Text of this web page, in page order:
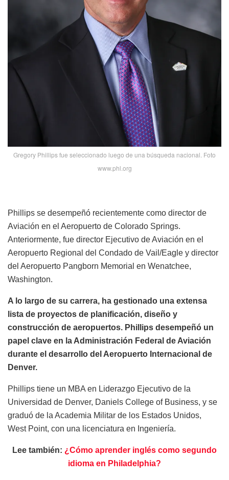
Gregory Phillips fue seleccionado luego de una búsqueda nacional. Foto
www.phl.org
Phillips se desempeñó recientemente como director de
Aviación en el Aeropuerto de Colorado Springs.
Anteriormente, fue director Ejecutivo de Aviación en el
Aeropuerto Regional del Condado de Vail/Eagle y director
del Aeropuerto Pangborn Memorial en Wenatchee,
Washington.
A lo largo de su carrera, ha gestionado una extensa
lista de proyectos de planificación, diseño y
construcción de aeropuertos. Phillips desempeñó un
papel clave en la Administración Federal de Aviación
durante el desarrollo del Aeropuerto Internacional de
Denver.
Phillips tiene un MBA en Liderazgo Ejecutivo de la
Universidad de Denver, Daniels College of Business, y se
graduó de la Academia Militar de los Estados Unidos,
West Point, con una licenciatura en Ingeniería.
Lee también: ¿Cómo aprender inglés como segundo
idioma en Philadelphia?